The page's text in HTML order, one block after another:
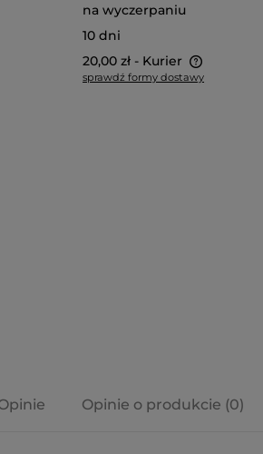
na wyczerpaniu
10 dni
20,00 zł - Kurier
sprawdź formy dostawy
Opinie o produkcie (0)